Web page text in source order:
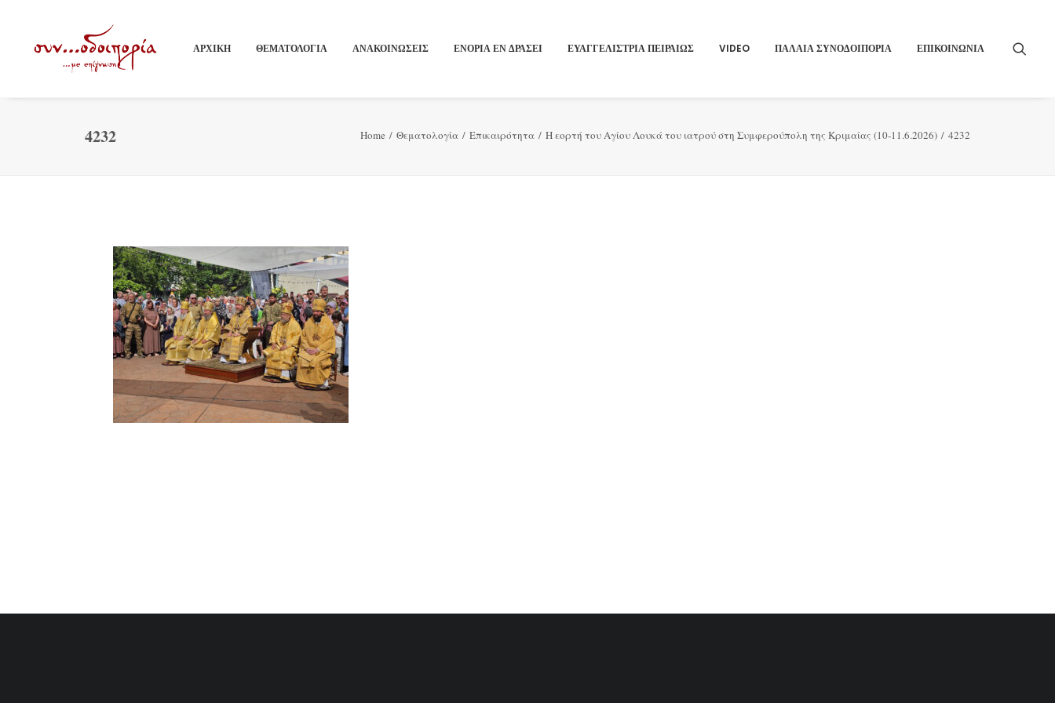
ΑΡΧΙΚΗ ΘΕΜΑΤΟΛΟΓΙΑ ΑΝΑΚΟΙΝΩΣΕΙΣ ΕΝΟΡΙΑ ΕΝ ΔΡΑΣΕΙ ΕΥΑΓΓΕΛΙΣΤΡΙΑ ΠΕΙΡΑΙΏΣ VIDEO ΠΑΛΑΙΑ ΣΥΝΟΔΟΙΠΟΡΙΑ ΕΠΙΚΟΙΝΩΝΙΑ
4232 Home Θεματολογία Επικαιρότητα Η εορτή του Αγίου Λουκά του ιατρού στη Συμφερούπολη της Κριμαίας (10-11.6.2026) 4232